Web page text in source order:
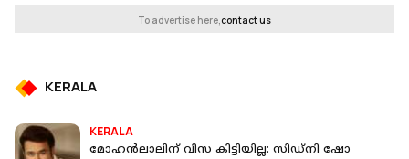
To advertise here,contact us
KERALA
KERALA
മോഹൻലാലിന് വിസ കിട്ടിയില്ല: സിഡ്നി ഷോ